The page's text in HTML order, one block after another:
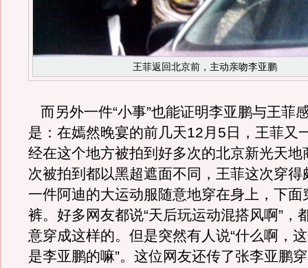
王菲返回北京前，主动亲吻李亚鹏
而另外一件“小事”也能证明李亚鹏与王菲
是：在嫣然晚宴的前几天12月5日，王菲又
经在这个地方被拍到好多次的北京新光天地
次被拍到都以黑超遮面不同，王菲这次穿得
一件阿迪的大运动服随意地穿在身上，下面
裤。好多网友都说“天后玩运动混搭风啊”，
意穿成这样的。但是突然有人说“什么啊，
是李亚鹏的嘛”。这位网友还传了张李亚鹏